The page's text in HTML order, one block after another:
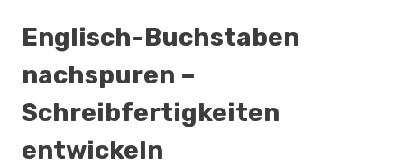
Englisch-Buchstaben
nachspuren –
Schreibfertigkeiten
entwickeln